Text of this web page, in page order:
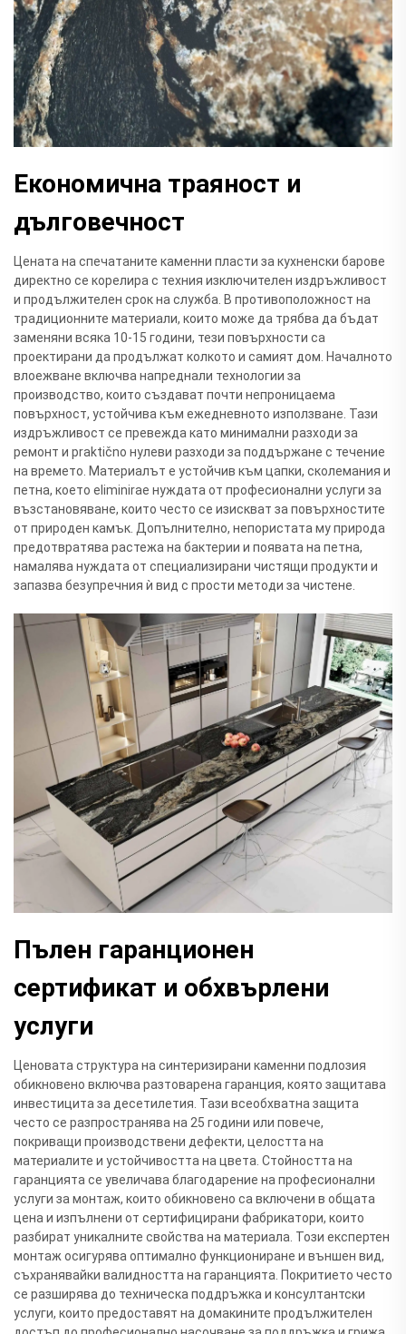
Економична траяност и
дълговечност
Цената на спечатаните каменни пласти за кухненски барове
директно се корелира с техния изключителен издръжливост
и продължителен срок на служба. В противоположност на
традиционните материали, които може да трябва да бъдат
заменяни всяка 10-15 години, тези повърхности са
проектирани да продължат колкото и самият дом. Началното
влоежване включва напреднали технологии за
производство, които създават почти непроницаема
повърхност, устойчива към ежедневното използване. Тази
издръжливост се превежда като минимални разходи за
ремонт и praktično нулеви разходи за поддържане с течение
на времето. Материалът е устойчив към цапки, сколемания и
петна, което eliminirae нуждата от професионални услуги за
възстановяване, които често се изискват за повърхностите
от природен камък. Допълнително, непористата му природа
предотвратява растежа на бактерии и появата на петна,
намалява нуждата от специализирани чистящи продукти и
запазва безупречния ѝ вид с прости методи за чистене.
Пълен гаранционен
сертификат и обхвърлени
услуги
Ценовата структура на синтеризирани каменни подлозия
обикновено включва разтоварена гаранция, която защитава
инвестицита за десетилетия. Тази всеобхватна защита
често се разпространява на 25 години или повече,
покриващи производствени дефекти, целостта на
материалите и устойчивостта на цвета. Стойността на
гаранцията се увеличава благодарение на професионални
услуги за монтаж, които обикновено са включени в общата
цена и изпълнени от сертифицирани фабрикатори, които
разбират уникалните свойства на материала. Този експертен
монтаж осигурява оптимално функциониране и външен вид,
съхранявайки валидността на гаранцията. Покритието често
се разширява до техническа поддръжка и консултантски
услуги, които предоставят на домакините продължителен